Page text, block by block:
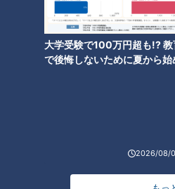
大学受験で100万円超も!? 教
で後悔しないために夏から始
2026/08/
「箕面温泉スパーガーデン」に